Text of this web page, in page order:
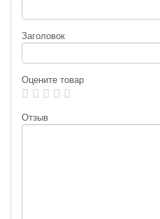
Заголовок
Оцените товар
Отзыв